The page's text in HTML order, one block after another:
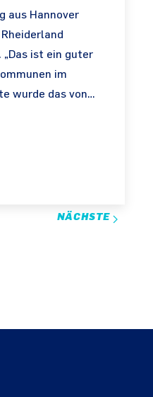
aus Hannover
„Das ist ein guter
im
wurde das von…
NÄCHSTE